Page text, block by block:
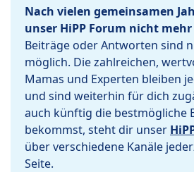
Nach vielen gemeinsamen
unser HiPP Forum nicht
Beiträge oder Antworten sind
möglich. Die zahlreichen,
Mamas und Experten bleiben
und sind weiterhin für dich
auch künftig die bestmögliche
bekommst, steht dir unser
über verschiedene Kanäle
Seite.